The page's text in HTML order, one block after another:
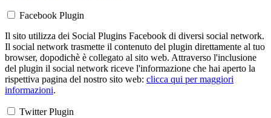
Facebook Plugin
Il sito utilizza dei Social Plugins Facebook di diversi social network.
Il social network trasmette il contenuto del plugin direttamente al tuo
browser, dopodichè è collegato al sito web. Attraverso l'inclusione
del plugin il social network riceve l'informazione che hai aperto la
rispettiva pagina del nostro sito web: clicca qui per maggiori
informazioni.
Twitter Plugin